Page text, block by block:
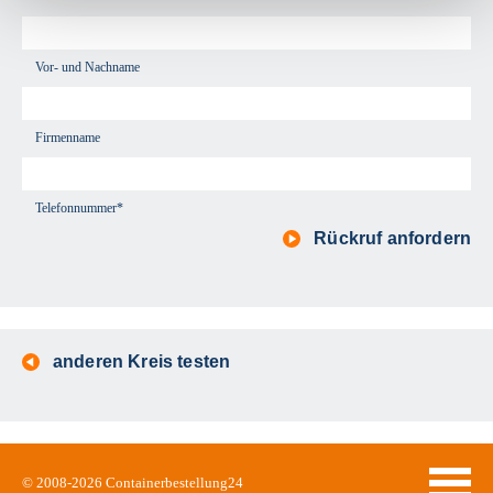
Vor- und Nachname
Firmenname
Telefonnummer*
Rückruf anfordern
anderen Kreis testen
© 2008-2026 Containerbestellung24